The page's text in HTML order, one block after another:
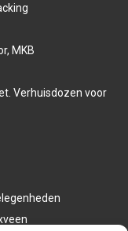
MKB
Verhuisdozen voor